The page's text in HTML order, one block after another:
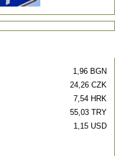
1,96 BGN
24,26 CZK
7,54 HRK
55,03 TRY
1,15 USD